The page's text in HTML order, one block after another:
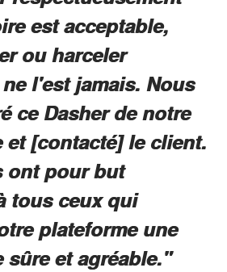
est acceptable,
ou harceler
l'est jamais. Nous
ce Dasher de notre
et [contacté] le client.
ont pour but
tous ceux qui
plateforme une
sûre et agréable."